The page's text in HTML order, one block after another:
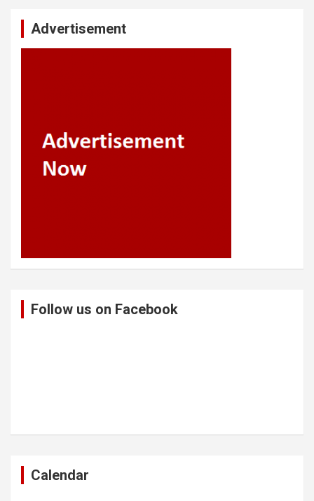
Advertisement
Follow us on Facebook
Calendar